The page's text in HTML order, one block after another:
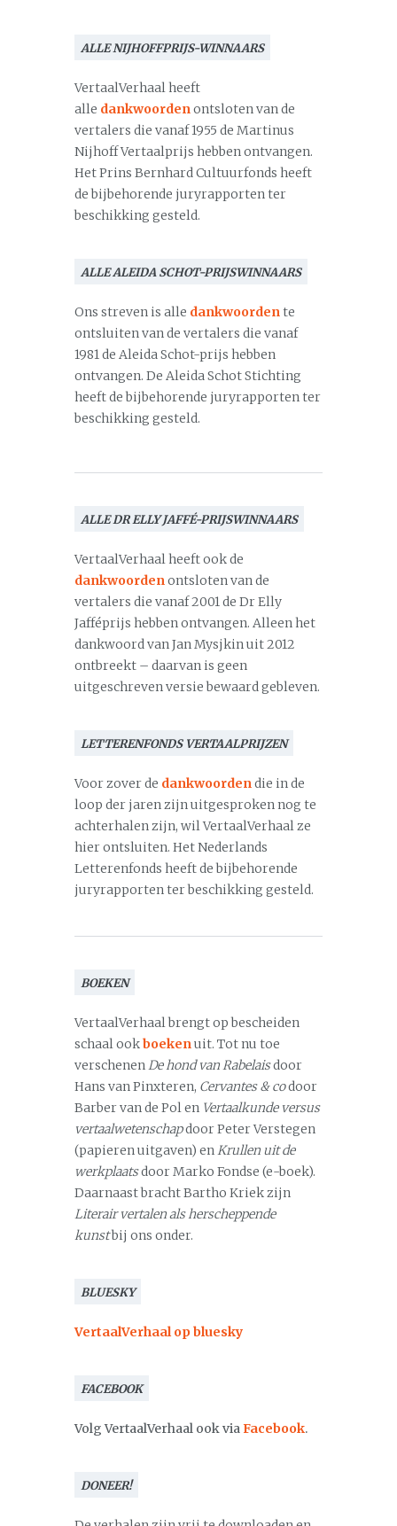
ALLE NIJHOFFPRIJS-WINNAARS
VertaalVerhaal heeft
alle dankwoordenontsloten van de
vertalers die vanaf 1955 de Martinus
Nijhoff Vertaalprijs hebben ontvangen.
Het Prins Bernhard Cultuurfonds heeft
de bijbehorende juryrapporten ter
beschikking gesteld.
ALLE ALEIDA SCHOT-PRIJSWINNAARS
Ons streven is alle dankwoordente
ontsluiten van de vertalers die vanaf
1981 de Aleida Schot-prijs hebben
ontvangen. De Aleida Schot Stichting
heeft de bijbehorende juryrapporten ter
beschikking gesteld.
ALLE DR ELLY JAFFÉ-PRIJSWINNAARS
VertaalVerhaal heeft ook de
dankwoordenontsloten van de
vertalers die vanaf 2001 de Dr Elly
Jafféprijs hebben ontvangen. Alleen het
dankwoord van Jan Mysjkin uit 2012
ontbreekt – daarvan is geen
uitgeschreven versie bewaard gebleven.
LETTERENFONDS VERTAALPRIJZEN
Voor zover de dankwoordendie in de
loop der jaren zijn uitgesproken nog te
achterhalen zijn, wil VertaalVerhaal ze
hier ontsluiten. Het Nederlands
Letterenfonds heeft de bijbehorende
juryrapporten ter beschikking gesteld.
BOEKEN
VertaalVerhaal brengt op bescheiden
schaal ookboekenuit. Tot nu toe
verschenenDe hond van Rabelaisdoor
Hans van Pinxteren, Cervantes & codoor
Barber van de Pol en Vertaalkunde versus
vertaalwetenschapdoor Peter Verstegen
(papieren uitgaven) enKrullen uit de
werkplaatsdoor Marko Fondse (e-boek).
Daarnaast bracht Bartho Kriek zijn
Literair vertalen als herscheppende
kunstbij ons onder.
BLUESKY
VertaalVerhaal op bluesky
FACEBOOK
Volg VertaalVerhaal ook viaFacebook.
DONEER!